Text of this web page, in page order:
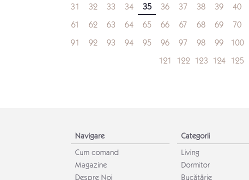
31
32 33 34 35 36 37 38 39 40
61
62 63 64 65 66 67 68 69 70
91
92 93 94 95 96 97 98 99 100
121
122 123 124 125
Navigare
Cum comand
Magazine
Despre Noi
Categorii
Living
Dormitor
Bucătărie